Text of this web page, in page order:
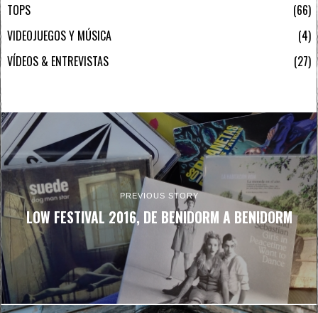
TOPS
66
VIDEOJUEGOS Y MÚSICA
4
VÍDEOS & ENTREVISTAS
27
PREVIOUS STORY
LOW FESTIVAL 2016, DE BENIDORM A BENIDORM